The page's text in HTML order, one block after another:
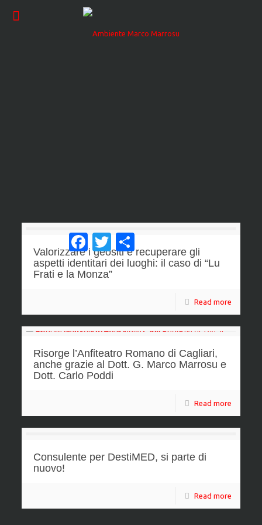
Valorizzare i geositi e recuperare gli
aspetti identitari dei luoghi: il caso di “Lu
Frati e la Monza”
Read more
Risorge l’Anfiteatro Romano di Cagliari,
anche grazie al Dott. G. Marco Marrosu e
Dott. Carlo Poddi
Read more
Consulente per DestiMED, si parte di
nuovo!
Read more
FacebookTwitter